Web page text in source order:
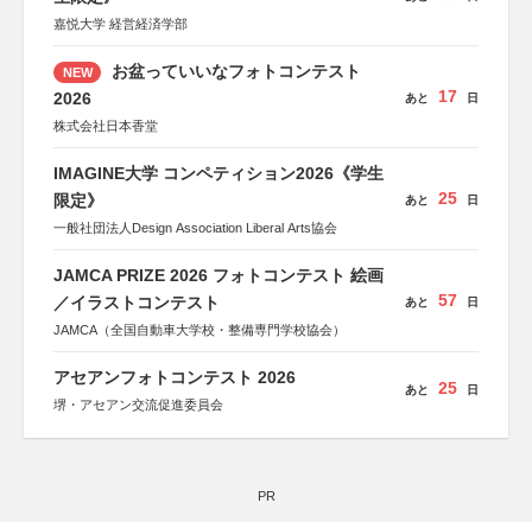
嘉悦大学 経営経済学部
NEW
お盆っていいなフォトコンテスト
2026
株式会社日本香堂
あと 17 日
IMAGINE大学 コンペティション2026《学生
限定》
一般社団法人Design Association Liberal Arts協会
あと 25 日
JAMCA PRIZE 2026 フォトコンテスト 絵画
／イラストコンテスト
JAMCA（全国自動車大学校・整備専門学校協会）
あと 57 日
アセアンフォトコンテスト 2026
堺・アセアン交流促進委員会
あと 25 日
PR